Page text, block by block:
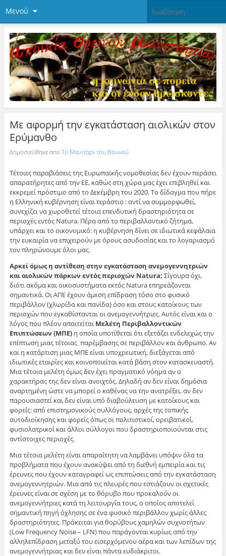
Μενού
Με αφορμή την εγκατάσταση αιολικών στον
Ερύμανθο
Δημοσιεύθηκε απόΤο Μανιτάρι του Βουνού
Τέτοιες παραβιάσεις της Ευρωπαϊκής νομοθεσίας δεν έχουν περάσει
απαρατήρητες από την ΕΕ, καθώς στη χώρα μας έχει επιβληθεί και
εκκρεμεί πρόστιμο από το Δεκέμβρη του 2020. Το δίδαγμα που πήρε
η Ελληνική κυβέρνηση είναι τεράστιο : αντί να συμμορφωθεί,
συνεχίζει να χωροθετεί τέτοια επενδυτική δραστηριότητα σε
περιοχές εντός Natura. Πέρα από το περιβαλλοντικό ζήτημα,
υπάρχει και το οικονομικό: η κυβέρνηση δίνει σε ιδιωτικά κεφάλαια
την ευκαιρία να επιχειρούν με όρους ασυδοσίας και το λογαριασμό
τον πληρώνουμε όλοι μας.
Αρκεί όμως η αντίθεση στην εγκατάσταση ανεμογεννητριών
και αιολικών πάρκων εντός περιοχών Natura; Σίγουρα όχι,
διότι ακόμα και οικοσυστήματα εκτός Natura επηρεάζονται
σημαντικά. Οι ΑΠΕ έχουν άμεση επίδραση τόσο στο φυσικό
περιβάλλον (χλωρίδα και πανίδα) όσο και στους κατοίκους των
περιοχών που εγκαθίστανται οι ανεμογεννήτριες. Αυτός είναι και ο
λόγος που πλέον απαιτείται Μελέτη Περιβαλλοντικών
Επιπτώσεων (ΜΠΕ)η οποία υποτίθεται ότι εξετάζει ενδελεχώς την
επίπτωση μιας τέτοιας παρέμβασης σε περιβάλλον και άνθρωπο. Αν
και η κατάρτιση μιας ΜΠΕ είναι υποχρεωτική, διεξάγεται από
ιδιωτικές εταιρίες και κοινοποιείται κατά βάση στον κατασκευαστή.
Μια τέτοια μελέτη όμως δεν έχει πραγματικό νόημα αν ο
χαρακτήρας της δεν είναι ανοιχτός. Δηλαδή αν δεν είναι δημόσια
αναρτημένη ώστε να μπορεί ο καθένας να την ανατρέξει, αν δεν
παρουσιαστεί και δεν είναι υπό διαβούλευση με κατοίκους και
φορείς: από επιστημονικούς συλλόγους, αρχές της τοπικής
αυτοδιοίκησης και φορείς όπως οι πολιτιστικοί, ορειβατικοί,
φυσιολατρικοί και άλλοι σύλλογοι που δραστηριοποιούνται στις
αντίστοιχες περιοχές.
Μια τέτοια μελέτη είναι απαραίτητη να λαμβάνει υπόψιν όλα τα
προβλήματα που έχουν ανακύψει από τη διεθνή εμπειρία και τις
έρευνες που έχουν καταγραφεί ως επιπτώσεις από την εγκατάσταση
ανεμογεννητριών. Μια από τις πλευρές που εστιάζουν οι σχετικές
έρευνες είναι σε σχέση με το θόρυβο που προκαλούν οι
ανεμογεννήτριες κατά τη λειτουργία τους, ο οποίος αποτελεί
σημαντική πηγή όχλησης σε ένα φυσικό περιβάλλον χωρίς άλλες
δραστηριότητες. Πρόκειται για θορύβους χαμηλών συχνοτήτων
(Low Frequency Noise – LFN) που παράγονται κυρίως από την
αλληλεπίδραση μεταξύ του εισερχόμενου αέρα και των λεπίδων της
ανεμογεννήτριας και δεν είναι πάντα ευδιάκριτοι.